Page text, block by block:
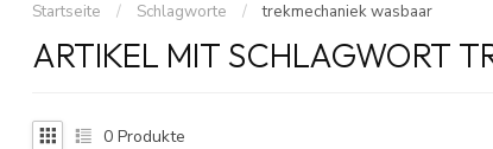
Startseite / Schlagworte / trekmechaniek wasbaar
ARTIKEL MIT SCHLAGWORT
0 Produkte